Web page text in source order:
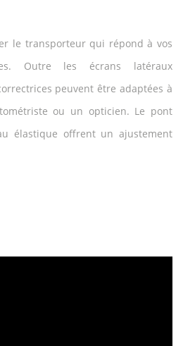
le transporteur qui répond à vos
Outre les écrans latéraux
peuvent être adaptées à
ou un opticien. Le pont
élastique offrent un ajustement